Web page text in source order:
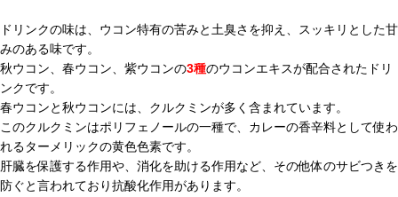
ドリンクの味は、ウコン特有の苦みと土臭さを抑え、スッキリとした甘
みのある味です。
秋ウコン、春ウコン、紫ウコンの3種のウコンエキスが配合されたドリ
ンクです。
春ウコンと秋ウコンには、クルクミンが多く含まれています。
このクルクミンはポリフェノールの一種で、カレーの香辛料として使わ
れるターメリックの黄色色素です。
肝臓を保護する作用や、消化を助ける作用など、その他体のサビつきを
防ぐと言われており抗酸化作用があります。